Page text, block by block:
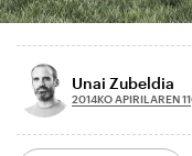
Unai Zubeldia
2014KO APIRILAREN 11